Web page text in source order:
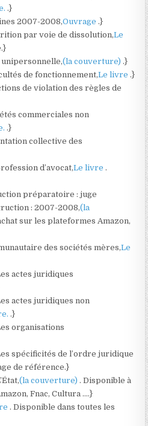
.}
2007-2008,Ouvrage.}
par voie de dissolution,Le
unipersonnelle,(la couverture).}
de fonctionnement,Le livre.}
de violation des règles de
commerciales non
.}
collective des
d’avocat,Le livre.
préparatoire : juge
: 2007-2008,(la
sur les plateformes Amazon,
des sociétés mères,Le
actes juridiques
actes juridiques non
.}
organisations
spécificités de l’ordre juridique
de référence.}
(la couverture). Disponible à
Fnac, Cultura ….}
. Disponible dans toutes les